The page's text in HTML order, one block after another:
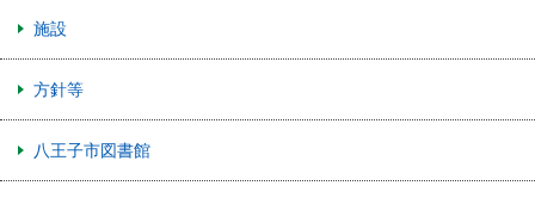
施設
方針等
八王子市図書館